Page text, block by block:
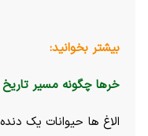
بیشتر بخوانید:
خرها چگونه مسیر تاریخ
الاغ ها حیوانات یک